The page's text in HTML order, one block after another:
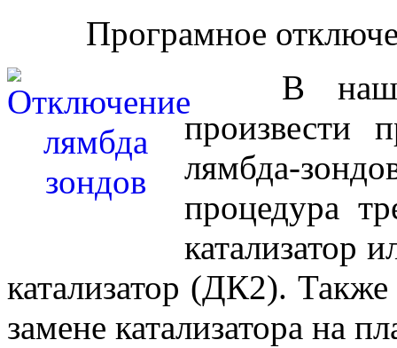
Шаблоны Joomla 3 здесь:Програмное
В нашем
произвести
лямбда-
процедура
катализатор
катализатор (ДК2). Также
замене катализатора на